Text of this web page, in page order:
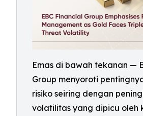
Emas di bawah tekanan —
Group menyoroti
risiko seiring dengan
volatilitas yang dipicu oleh